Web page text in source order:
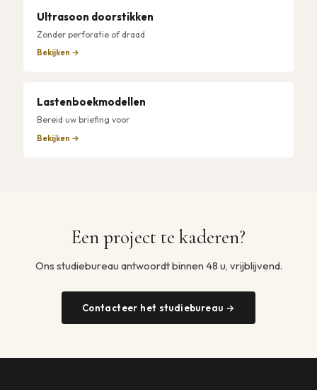
Ultrasoon doorstikken
Zonder perforatie of draad
Bekijken →
Lastenboekmodellen
Bereid uw briefing voor
Bekijken →
Een project te kaderen?
Ons studiebureau antwoordt binnen 48 u, vrijblijvend.
Contacteer het studiebureau →